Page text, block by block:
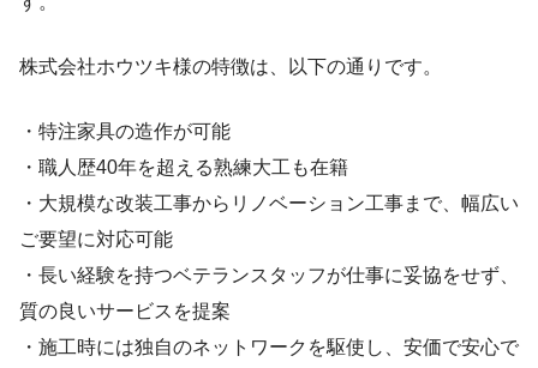
株式会社ホウツキ様の特徴は、以下の通りです。
・特注家具の造作が可能
・職人歴40年を超える熟練大工も在籍
・大規模な改装工事からリノベーション工事まで、幅広い
ご要望に対応可能
・長い経験を持つベテランスタッフが仕事に妥協をせず、
質の良いサービスを提案
・施工時には独自のネットワークを駆使し、安価で安心で